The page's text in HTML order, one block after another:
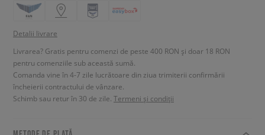
Detalii livrare
Livrarea? Gratis pentru comenzi de peste 400 RON și doar 18 RON
pentru comenziile sub această sumă.
Comanda vine în 4-7 zile lucrătoare din ziua trimiterii confirmării
încheierii contractului de vânzare.
Schimb sau retur în 30 de zile. Termeni și condiții